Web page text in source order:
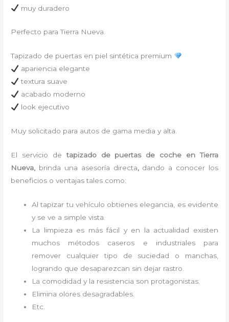
muy duradero
Perfecto para Tierra Nueva.
Tapizado de puertas en piel sintética premium
apariencia elegante
textura suave
acabado moderno
look ejecutivo
Muy solicitado para autos de gama media y alta.
El servicio detapizado de puertas de coche en Tierra
Nueva, brinda una asesoría directa, dando a conocer los
beneficios o ventajas tales como:
Al tapizar tu vehículo obtienes elegancia, es evidente
y se ve a simple vista.
La limpieza es más fácil y en la actualidad existen
muchos métodos caseros e industriales para
remover cualquier tipo de suciedad o manchas,
logrando que desaparezcan sin dejar rastro.
La comodidad y la resistencia son protagonistas.
Elimina olores desagradables.
Etc.